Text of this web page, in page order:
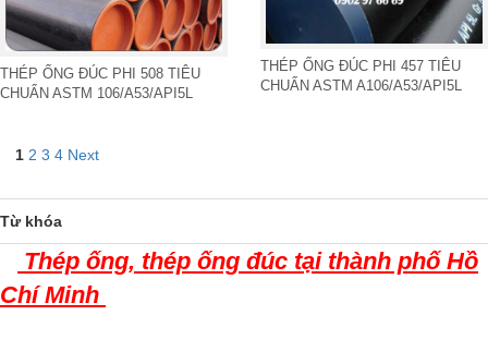
THÉP ỐNG ĐÚC PHI 508 TIÊU
CHUẨN ASTM 106/A53/API5L
THÉP ỐNG ĐÚC PHI 457 TIÊU
CHUẨN ASTM A106/A53/API5L
1 2 3 4 Next
Từ khóa
Thép ống, thép ống đúc tại thành phố Hồ
Chí Minh